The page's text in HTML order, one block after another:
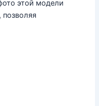
этой модели
позволяя